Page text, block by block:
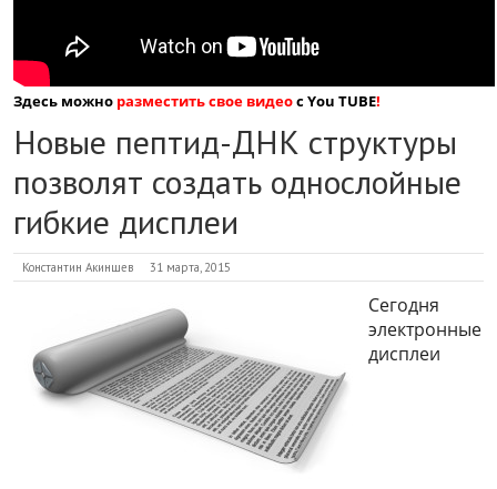
Здесь можно разместить свое видеос You TUBE!
Новые пептид-ДНК структуры
позволят создать однослойные
гибкие дисплеи
Константин Акиншев 31 марта, 2015
Сегодня
электронные
дисплеи